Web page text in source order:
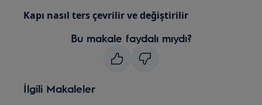
Kapı nasıl ters çevrilir ve değiştirilir
Bu makale faydalı mıydı?
İlgili Makaleler